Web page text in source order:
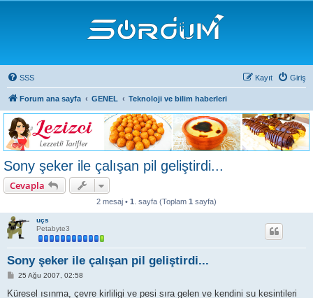
SSS Giriş
Kayıt
Forum ana sayfa GENEL Teknoloji ve bilim haberleri
Sony şeker ile çalışan pil geliştirdi...
Cevapla
2 mesaj • 1 . sayfa (Toplam 1 sayfa)
uçs
Petabyte3
Sony şeker ile çalışan pil geliştirdi...
M
s
25 Ağu 2007, 02:58
Küresel ısınma, çevre kirliligi ve pesi sıra gelen ve kendini su kesintileri